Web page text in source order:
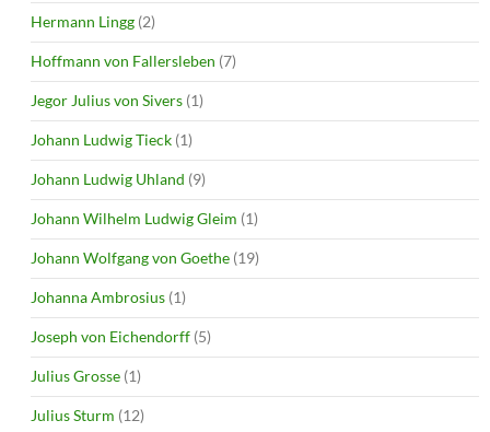
Hermann Lingg (2)
Hoffmann von Fallersleben (7)
Jegor Julius von Sivers (1)
Johann Ludwig Tieck (1)
Johann Ludwig Uhland (9)
Johann Wilhelm Ludwig Gleim (1)
Johann Wolfgang von Goethe (19)
Johanna Ambrosius (1)
Joseph von Eichendorff (5)
Julius Grosse (1)
Julius Sturm (12)